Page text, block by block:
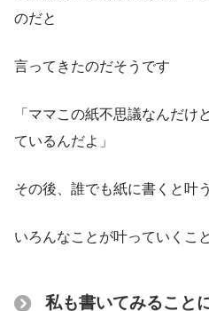
のだと
言ってきたのだそうです
「ママこの紙不思議なんだけ
ているんだよ」
その後、誰でも紙に書くと叶
いろんなことが叶っていくこ
私も書いてみること